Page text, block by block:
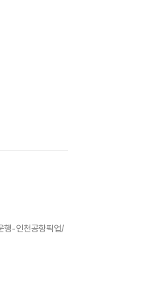
-인천공항픽업/